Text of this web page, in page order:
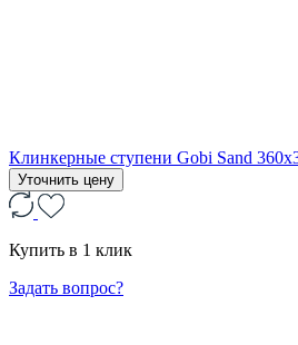
Клинкерные ступени Gobi Sand
Уточнить цену
Купить в 1 клик
Задать вопрос?